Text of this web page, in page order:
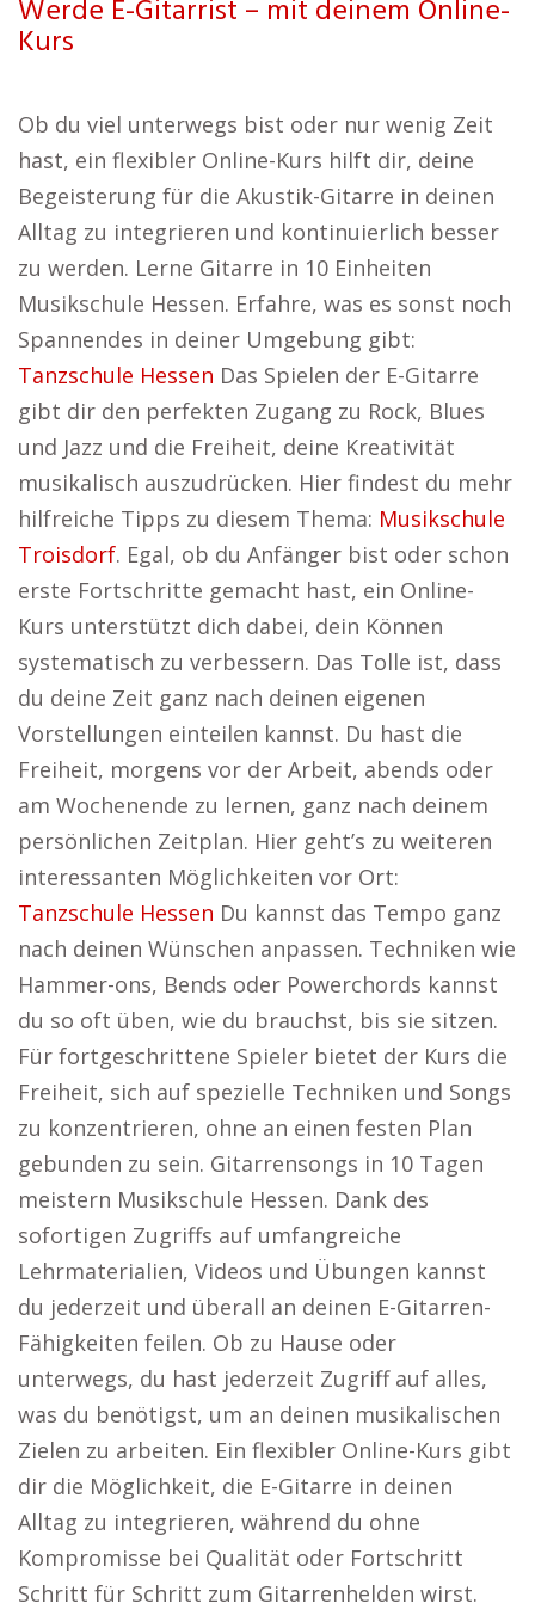
Werde E-Gitarrist – mit deinem Online-
Kurs
Ob du viel unterwegs bist oder nur wenig Zeit
hast, ein flexibler Online-Kurs hilft dir, deine
Begeisterung für die Akustik-Gitarre in deinen
Alltag zu integrieren und kontinuierlich besser
zu werden. Lerne Gitarre in 10 Einheiten
Musikschule Hessen. Erfahre, was es sonst noch
Spannendes in deiner Umgebung gibt:
Tanzschule Hessen Das Spielen der E-Gitarre
gibt dir den perfekten Zugang zu Rock, Blues
und Jazz und die Freiheit, deine Kreativität
musikalisch auszudrücken. Hier findest du mehr
hilfreiche Tipps zu diesem Thema: Musikschule
Troisdorf. Egal, ob du Anfänger bist oder schon
erste Fortschritte gemacht hast, ein Online-
Kurs unterstützt dich dabei, dein Können
systematisch zu verbessern. Das Tolle ist, dass
du deine Zeit ganz nach deinen eigenen
Vorstellungen einteilen kannst. Du hast die
Freiheit, morgens vor der Arbeit, abends oder
am Wochenende zu lernen, ganz nach deinem
persönlichen Zeitplan. Hier geht’s zu weiteren
interessanten Möglichkeiten vor Ort:
Tanzschule Hessen Du kannst das Tempo ganz
nach deinen Wünschen anpassen. Techniken wie
Hammer-ons, Bends oder Powerchords kannst
du so oft üben, wie du brauchst, bis sie sitzen.
Für fortgeschrittene Spieler bietet der Kurs die
Freiheit, sich auf spezielle Techniken und Songs
zu konzentrieren, ohne an einen festen Plan
gebunden zu sein. Gitarrensongs in 10 Tagen
meistern Musikschule Hessen. Dank des
sofortigen Zugriffs auf umfangreiche
Lehrmaterialien, Videos und Übungen kannst
du jederzeit und überall an deinen E-Gitarren-
Fähigkeiten feilen. Ob zu Hause oder
unterwegs, du hast jederzeit Zugriff auf alles,
was du benötigst, um an deinen musikalischen
Zielen zu arbeiten. Ein flexibler Online-Kurs gibt
dir die Möglichkeit, die E-Gitarre in deinen
Alltag zu integrieren, während du ohne
Kompromisse bei Qualität oder Fortschritt
Schritt für Schritt zum Gitarrenhelden wirst.